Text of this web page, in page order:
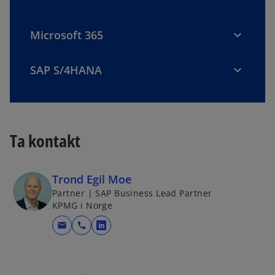
Microsoft 365
SAP S/4HANA
Ta kontakt
Trond Egil Moe
Partner | SAP Business Lead Partner
KPMG i Norge
mail call
o